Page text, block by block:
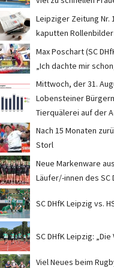
Leipziger Zeitung Nr.
kaputten
Max Poschart (SC
„Ich dachte mir
Mittwoch, der 31.
Lobensteiner
Tierquälerei auf der
Nach 15 Monaten
Storl
Neue Markenware
Läufer/-innen des SC
SC DHfK Leipzig vs.
SC DHfK Leipzig:
Viel Neues beim